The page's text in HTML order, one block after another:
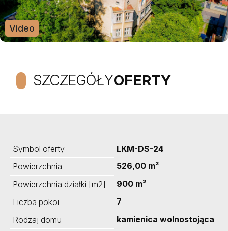
Video
SZCZEGÓŁYOFERTY
Symbol oferty
LKM-DS-24
Powierzchnia
526,00 m²
Powierzchnia działki [m2]
900 m²
Liczba pokoi
7
Rodzaj domu
kamienica wolnostojąca